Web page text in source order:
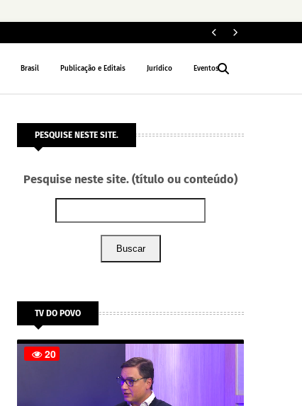
Brasil Publicação e Editais Jurídico Eventos
PESQUISE NESTE SITE.
Pesquise neste site. (título ou conteúdo)
Buscar
TV DO POVO